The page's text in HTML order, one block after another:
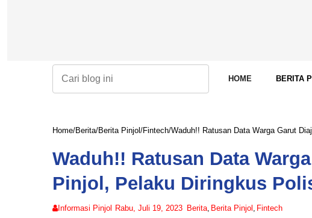
HOME BERITA
Home/Berita/Berita Pinjol /Fintech/Waduh!! Ratusan Data Warga Garut
Waduh!! Ratusan Data
Pinjol, Pelaku Diringkus
Informasi Pinjol Rabu, Juli 19, 2023 Berita, Berita Pinjol , Fintech